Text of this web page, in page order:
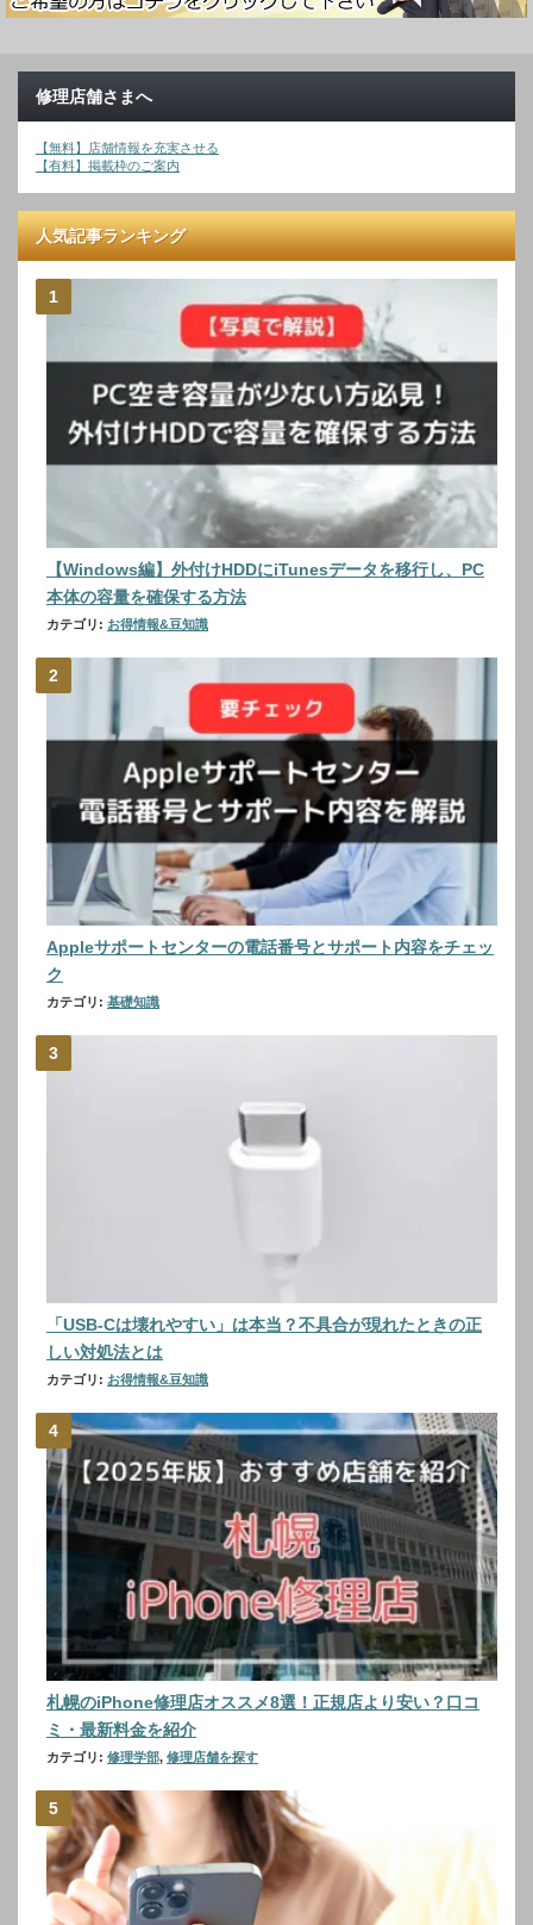
修理店舗さまへ
【無料】店舗情報を充実させる
【有料】掲載枠のご案内
人気記事ランキング
【Windows編】外付けHDDにiTunesデータを移行し、PC
本体の容量を確保する方法
カテゴリ: お得情報&豆知識
Appleサポートセンターの電話番号とサポート内容をチェッ
ク
カテゴリ: 基礎知識
「USB-Cは壊れやすい」は本当？不具合が現れたときの正
しい対処法とは
カテゴリ: お得情報&豆知識
札幌のiPhone修理店オススメ8選！正規店より安い？口コ
ミ・最新料金を紹介
カテゴリ: 修理学部, 修理店舗を探す